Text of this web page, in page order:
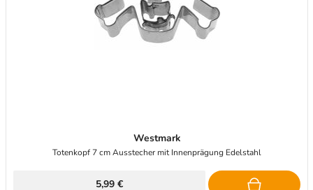
Westmark
Totenkopf 7 cm Ausstecher mit Innenprägung Edelstahl
5,99 €